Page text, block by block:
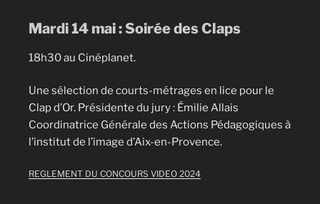
Mardi 14 mai : Soirée des Claps
18h30 au Cinéplanet.
Une sélection de courts-métrages en lice pour le
Clap d’Or. Présidente du jury : Émilie Allais
Coordinatrice Générale des Actions Pédagogiques à
l’institut de l’image d’Aix-en-Provence.
REGLEMENT DU CONCOURS VIDEO 2024